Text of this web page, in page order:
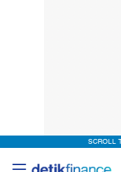
SCROLL